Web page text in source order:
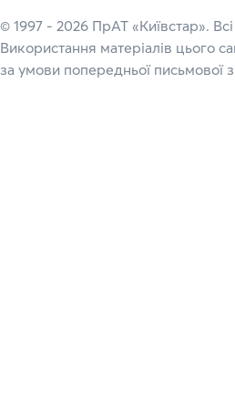
© 1997 - 2026 ПрАТ «Київстар».
Використання матеріалів цього
за умови попередньої письмової